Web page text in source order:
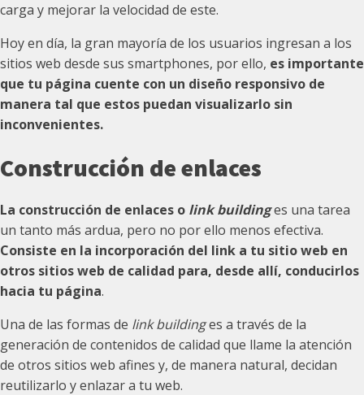
carga y mejorar la velocidad de este.
Hoy en día, la gran mayoría de los usuarios ingresan a los
sitios web desde sus smartphones, por ello, es importante
que tu página cuente con un diseño responsivo de
manera tal que estos puedan visualizarlo sin
inconvenientes.
Construcción de enlaces
La construcción de enlaces o link buildinges una tarea
un tanto más ardua, pero no por ello menos efectiva.
Consiste en la incorporación del link a tu sitio web en
otros sitios web de calidad para, desde allí, conducirlos
hacia tu página.
Una de las formas de link buildinges a través de la
generación de contenidos de calidad que llame la atención
de otros sitios web afines y, de manera natural, decidan
reutilizarlo y enlazar a tu web.